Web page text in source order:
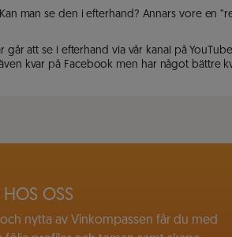
man se den i efterhand? Annars vore en
går att se i efterhand via vår kanal på
kvar på Facebook men har något bättre
OSS
nytta av Vinkompassen får du med